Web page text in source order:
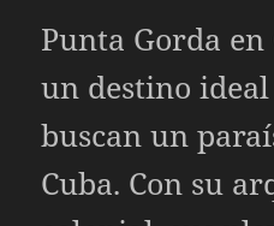
Punta Gorda en
un destino
buscan un
Cuba. Con su